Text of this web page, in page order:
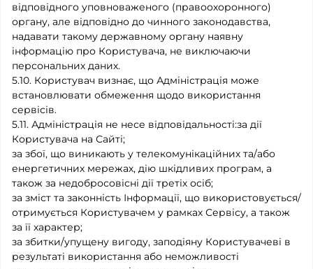
відповідного уповноваженого (правоохоронного)
органу, але відповідно до чинного законодавства,
надавати такому державному органу наявну
інформацію про Користувача, не виключаючи
персональних даних.
5.10. Користувач визнає, що Адміністрація може
встановлювати обмеження щодо використання
сервісів.
5.11. Адміністрація не несе відповідальності:за дії
Користувача на Сайті;
за збої, що виникають у телекомунікаційних та/або
енергетичних мережах, дію шкідливих програм, а
також за недобросовісні дії третіх осіб;
за зміст та законність Інформації, що використовується/
отримується Користувачем у рамках Сервісу, а також
за її характер;
за збитки/упущену вигоду, заподіяну Користувачеві в
результаті використання або неможливості